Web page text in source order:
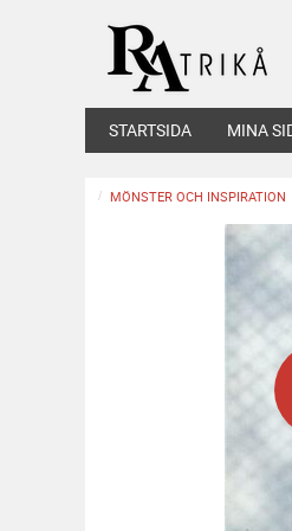
STARTSIDA MINA
MÖNSTER OCH INSPIRATION